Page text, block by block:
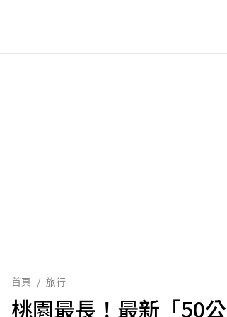
首頁 / 旅行
桃園最長！最新「50